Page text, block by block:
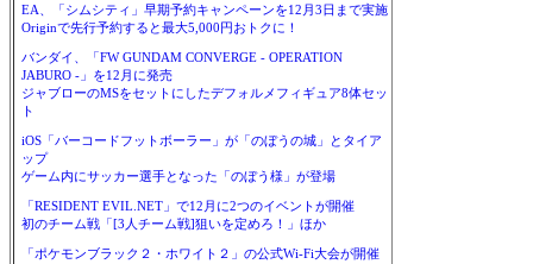
EA、「シムシティ」早期予約キャンペーンを12月3日まで実施
Originで先行予約すると最大5,000円おトクに！
バンダイ、「FW GUNDAM CONVERGE - OPERATION
JABURO -」を12月に発売
ジャブローのMSをセットにしたデフォルメフィギュア8体セッ
ト
iOS「バーコードフットボーラー」が「のぼうの城」とタイア
ップ
ゲーム内にサッカー選手となった「のぼう様」が登場
「RESIDENT EVIL.NET」で12月に2つのイベントが開催
初のチーム戦「[3人チーム戦]狙いを定めろ！」ほか
「ポケモンブラック２・ホワイト２」の公式Wi-Fi大会が開催